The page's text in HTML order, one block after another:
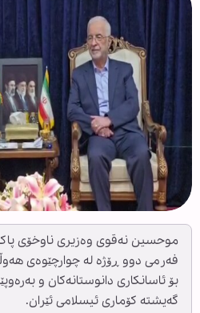
موحسین نەقوی وەزیری ناوخۆی
فەرمی دوو ڕۆژە لە چوارچێوەی
بۆ ئاسانکاری دانوستانەکان و
گەیشتە کۆماری ئیسلامی ئێران.